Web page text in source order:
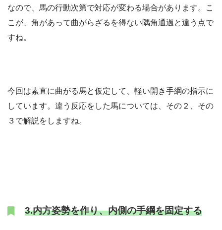
なので、馬の行動次第で対応が変わる場合があります。こ
こが、角があって曲がらざるを得ない隅角通過と違う点で
すね。
今回は素直に曲がる馬と仮定して、軽い開き手綱の指示に
しています。違う反応をした馬については、その２、その
３で解説をしますね。
3.内方姿勢を作り、内側の手綱を固定する